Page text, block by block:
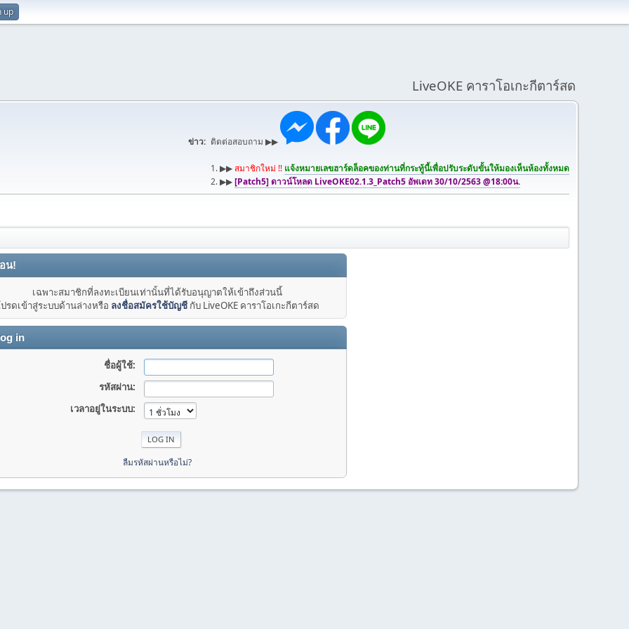
up
LiveOKE คาราโอเกะกีตาร์สด
ข่าว: ติดต่อสอบถาม ▶▶
1. ▶▶สมาชิกใหม่ !! แจ้งหมายเลขฮาร์ดล็อคของท่านที่กระทู้นี้เพื่อปรับระดับขั้นให้มองเห็นห้องทั้งหมด
2. ▶▶[Patch5] ดาวน์โหลด LiveOKE02.1.3_Patch5 อัพเดท 30/10/2563 @18:00น.
น!
เฉพาะสมาชิกที่ลงทะเบียนเท่านั้นที่ได้รับอนุญาตให้เข้าถึงส่วนนี้
รดเข้าสู่ระบบด้านล่างหรือ ลงชื่อสมัครใช้บัญชีกับ LiveOKE คาราโอเกะกีตาร์สด
in
ชื่อผู้ใช้:
รหัสผ่าน:
เวลาอยู่ในระบบ:
ลืมรหัสผ่านหรือไม่?